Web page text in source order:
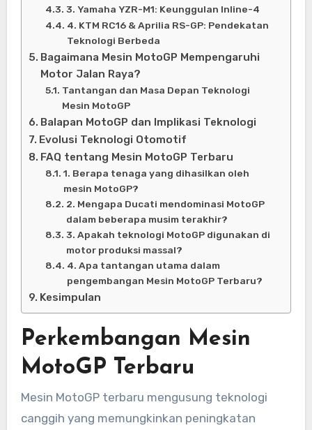
3. Yamaha YZR-M1: Keunggulan Inline-4
4. KTM RC16 & Aprilia RS-GP: Pendekatan
Teknologi Berbeda
Bagaimana Mesin MotoGP Mempengaruhi
Motor Jalan Raya?
Tantangan dan Masa Depan Teknologi
Mesin MotoGP
Balapan MotoGP dan Implikasi Teknologi
Evolusi Teknologi Otomotif
FAQ tentang Mesin MotoGP Terbaru
1. Berapa tenaga yang dihasilkan oleh
mesin MotoGP?
2. Mengapa Ducati mendominasi MotoGP
dalam beberapa musim terakhir?
3. Apakah teknologi MotoGP digunakan di
motor produksi massal?
4. Apa tantangan utama dalam
pengembangan Mesin MotoGP Terbaru?
Kesimpulan
Perkembangan Mesin
MotoGP Terbaru
Mesin MotoGP terbaru mengusung teknologi
canggih yang memungkinkan peningkatan